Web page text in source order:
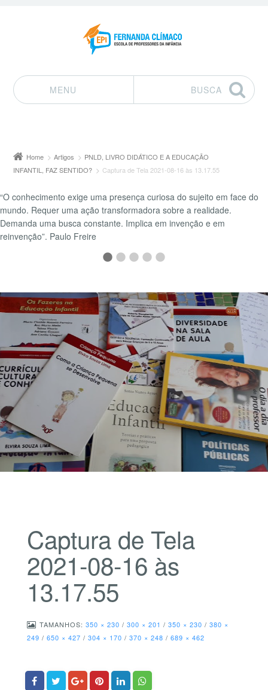
MENU
BUSCA
Home Artigos
PNLD, LIVRO DIDÁTICO E A EDUCAÇÃO
INFANTIL, FAZ SENTIDO?
Captura de Tela 2021-08-16 às 13.17.55
“O conhecimento exige uma presença curiosa do sujeito em face do
mundo. Requer uma ação transformadora sobre a realidade.
Demanda uma busca constante. Implica em invenção e em
reinvenção”. Paulo Freire
Captura de Tela
2021-08-16 às
13.17.55
TAMANHOS: 350 × 230 / 300 × 201 / 350 × 230 / 380 ×
249 / 650 × 427 / 304 × 170 / 370 × 248 / 689 × 462